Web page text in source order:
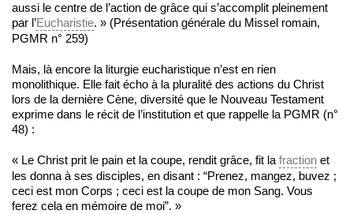
aussi le centre de l’action de grâce qui s’accomplit pleinement
par l’Eucharistie. » (Présentation générale du Missel romain,
PGMR n° 259)
Mais, là encore la liturgie eucharistique n’est en rien
monolithique. Elle fait écho à la pluralité des actions du Christ
lors de la dernière Cène, diversité que le Nouveau Testament
exprime dans le récit de l’institution et que rappelle la PGMR (n°
48) :
« Le Christ prit le pain et la coupe, rendit grâce, fit la fraction et
les donna à ses disciples, en disant : “Prenez, mangez, buvez ;
ceci est mon Corps ; ceci est la coupe de mon Sang. Vous
ferez cela en mémoire de moi”. »